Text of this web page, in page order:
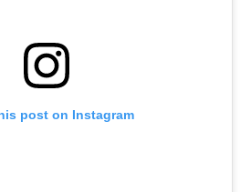
post on Instagram